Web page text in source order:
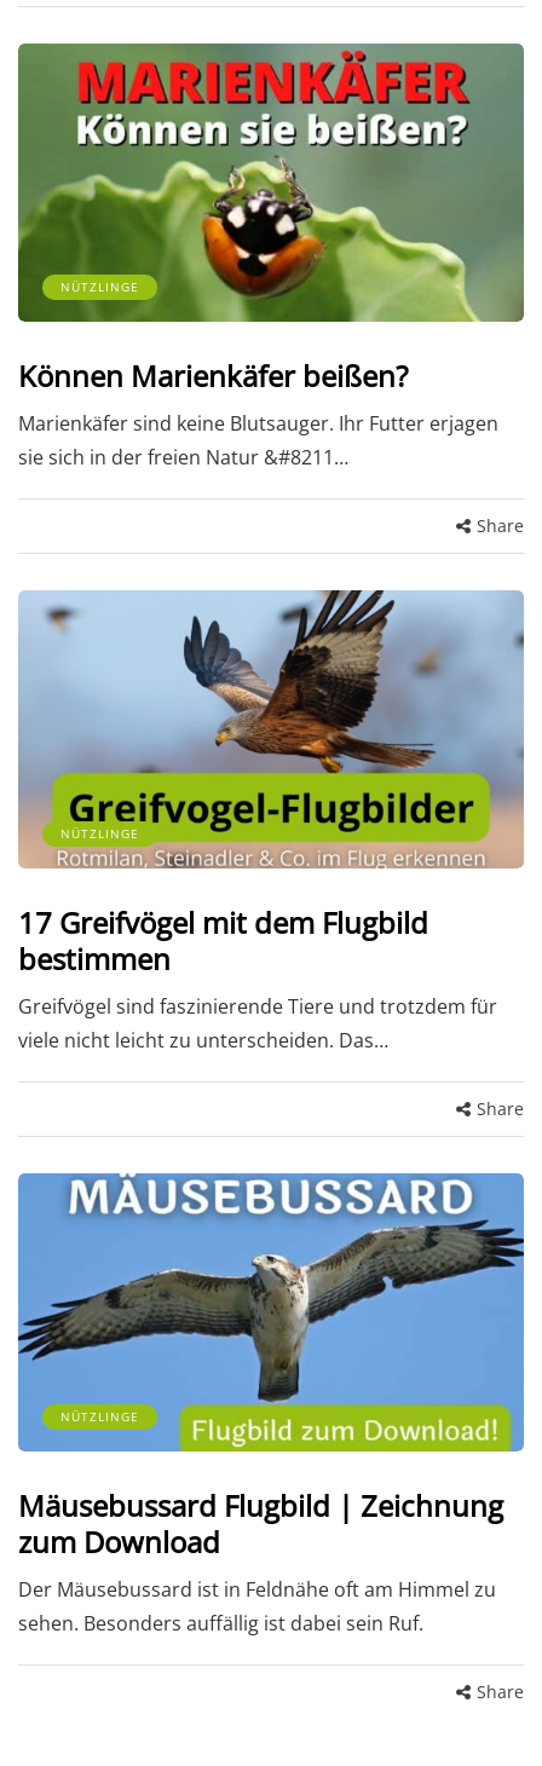
NÜTZLINGE
Können Marienkäfer beißen?
Marienkäfer sind keine Blutsauger. Ihr Futter erjagen
sie sich in der freien Natur &#8211…
Share
NÜTZLINGE
17 Greifvögel mit dem Flugbild
bestimmen
Greifvögel sind faszinierende Tiere und trotzdem für
viele nicht leicht zu unterscheiden. Das…
Share
NÜTZLINGE
Mäusebussard Flugbild | Zeichnung
zum Download
Der Mäusebussard ist in Feldnähe oft am Himmel zu
sehen. Besonders auffällig ist dabei sein Ruf.
Share